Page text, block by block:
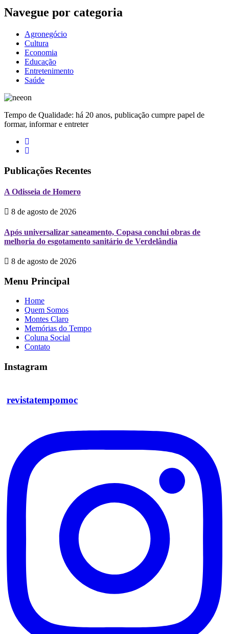
Navegue por categoria
Agronegócio
Cultura
Economia
Educação
Entretenimento
Saúde
Tempo de Qualidade: há 20 anos, publicação cumpre papel de
formar, informar e entreter
Publicações Recentes
A Odisseia de Homero
8 de agosto de 2026
Após universalizar saneamento, Copasa conclui obras de
melhoria do esgotamento sanitário de Verdelândia
8 de agosto de 2026
Menu Principal
Home
Quem Somos
Montes Claro
Memórias do Tempo
Coluna Social
Contato
Instagram
revistatempomoc